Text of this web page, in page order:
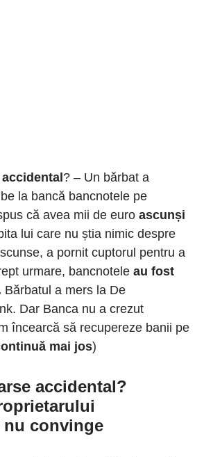
? – Un bărbat a
la bancă bancnotele pe
că avea mii de euro ascunși
lui care nu știa nimic despre
a pornit cuptorul pentru a
urmare, bancnotele au fost
Bărbatul a mers la De
Dar Banca nu a crezut
încearcă să recupereze banii pe
mai jos)
accidental?
convinge